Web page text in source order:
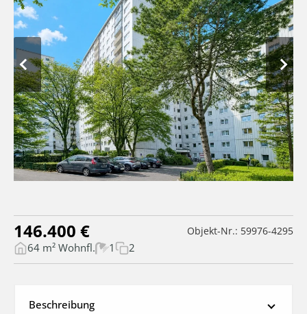
146.400 € Objekt-Nr.: 59976-4295
64 m² Wohnfl. 1 2
Beschreibung